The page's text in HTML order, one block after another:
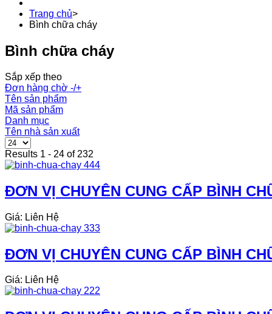
Trang chủ>
Bình chữa cháy
Bình chữa cháy
Sắp xếp theo
Đơn hàng chờ -/+
Tên sản phẩm
Mã sản phẩm
Danh mục
Tên nhà sản xuất
Results 1 - 24 of 232
ĐƠN VỊ CHUYÊN CUNG CẤP BÌNH
Giá: Liên Hệ
ĐƠN VỊ CHUYÊN CUNG CẤP BÌNH
Giá: Liên Hệ